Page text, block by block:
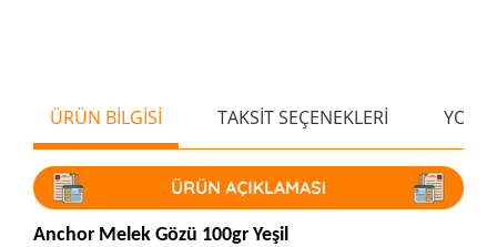
ÜRÜN BİLGİSİ TAKSİT SEÇENEKLERİ
Anchor Melek Gözü 100gr Yeşil